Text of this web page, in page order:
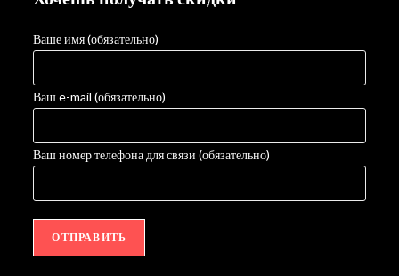
Ваше имя (обязательно)
Ваш e-mail (обязательно)
Ваш номер телефона для связи (обязательно)